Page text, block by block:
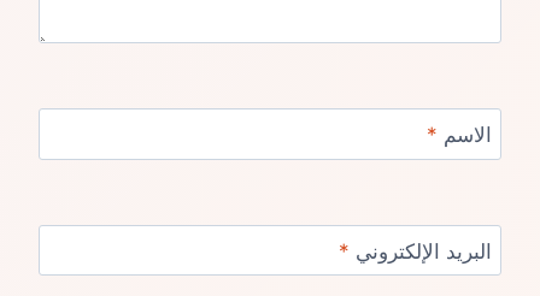
الاسم *
البريد الإلكتروني *